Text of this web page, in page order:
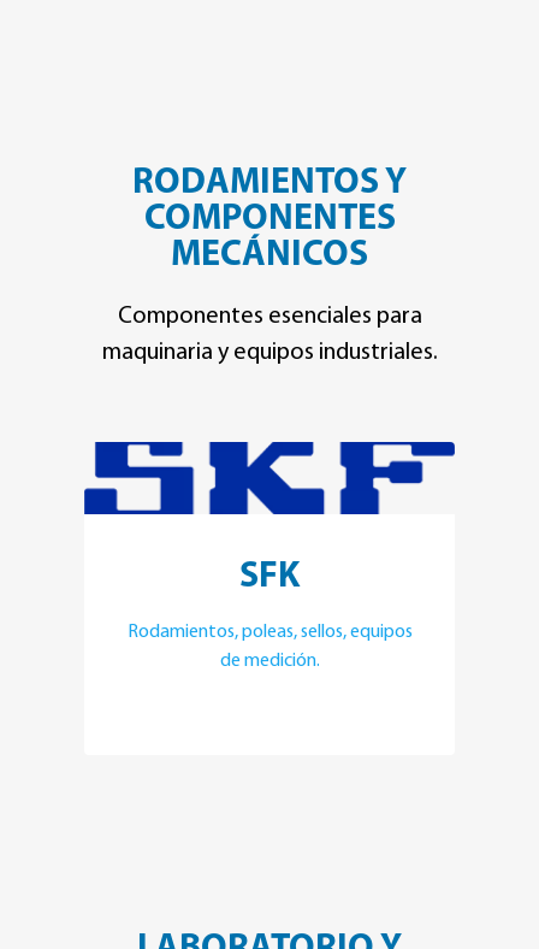
RODAMIENTOS Y
COMPONENTES
MECÁNICOS
Componentes esenciales para
maquinaria y equipos industriales.
SFK
Rodamientos, poleas, sellos, equipos
de medición.